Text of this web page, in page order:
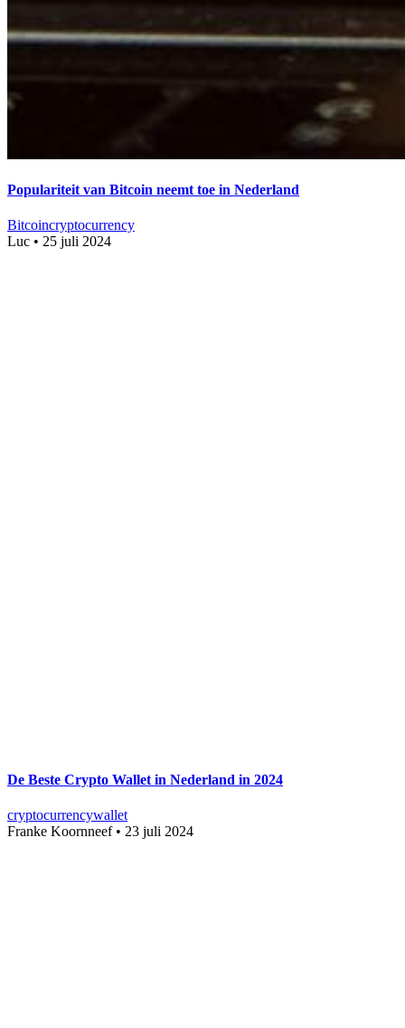
Populariteit van Bitcoin neemt toe in Nederland
Bitcoincryptocurrency
Luc • 25 juli 2024
De Beste Crypto Wallet in Nederland in 2024
cryptocurrencywallet
Franke Koornneef• 23 juli 2024